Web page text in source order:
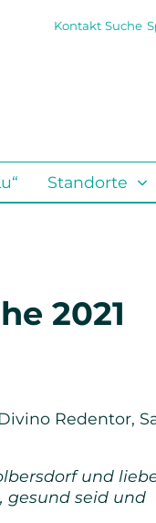
Kontakt Suche
Standorte
2021
Redentor,
und
gesund seid und